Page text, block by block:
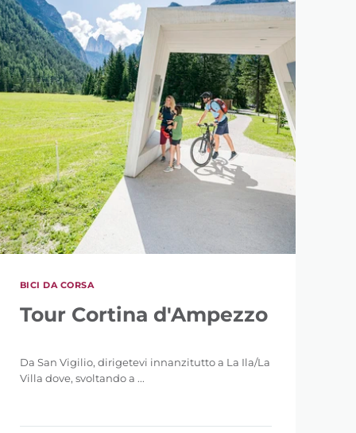
2.901 m
BICI DA CORSA
Tour Cortina d'Ampezzo
Da San Vigilio, dirigetevi innanzitutto a La Ila/La
Villa dove, svoltando a ...